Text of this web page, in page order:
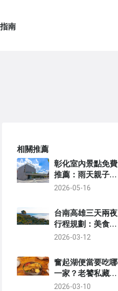
南
相關推薦
彰化室內景點免費
推薦：雨天親子遊
好去處
2026-05-16
台南高雄三天兩夜
行程規劃：美食、
古蹟、海港的完美
2026-03-12
奮起湖便當要吃哪
一家？老饕私藏評
比與選擇終極指南
2026-03-10